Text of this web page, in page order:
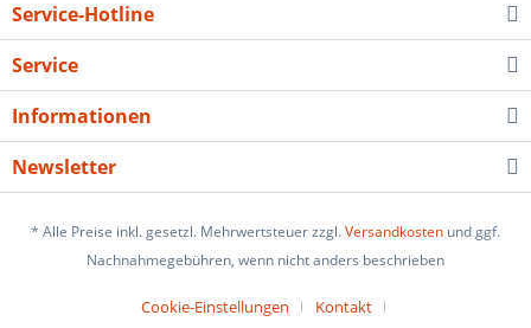
Service-Hotline
Service
Informationen
Newsletter
* Alle Preise inkl. gesetzl. Mehrwertsteuer zzgl.Versandkosten und ggf.
Nachnahmegebühren, wenn nicht anders beschrieben
Cookie-Einstellungen
Kontakt